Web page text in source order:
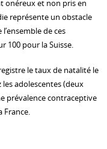
onéreux et non pris en
représente un obstacle
de ces
100 pour la Suisse.
le taux de natalité le
adolescentes (deux
prévalence contraceptive
France.